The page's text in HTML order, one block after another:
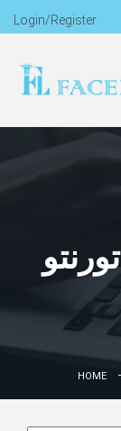
Login/Register
HOME